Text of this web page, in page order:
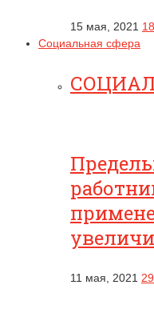
15 мая, 2021
Социальная сфера
11 мая, 2021